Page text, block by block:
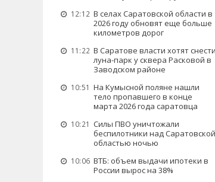
12:12 В селах Саратовской области в
2026 году обновят еще больше
километров дорог
11:22 В Саратове власти хотят снести
луна-парк у сквера Расковой в
Заводском районе
10:51 На Кумысной поляне нашли
тело пропавшего в конце
марта 2026 года саратовца
10:21 Силы ПВО уничтожали
беспилотники над Саратовской
областью ночью
10:06 ВТБ: объем выдачи ипотеки в
России вырос на 38%